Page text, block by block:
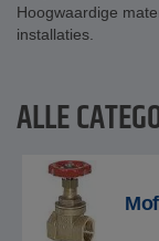
Hoogwaardige
installaties.
ALLE